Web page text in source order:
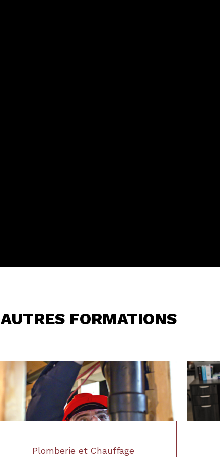
AUTRES FORMATIONS
Plomberie et Chauffage